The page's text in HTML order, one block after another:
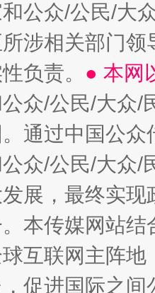
公众/公民/大
涉相关部门
负责。 ● 本网
公众/公民/大众
通过中国公
众/公民/大众
展，最终实
本传媒网站
互联网主阵
促进国际之